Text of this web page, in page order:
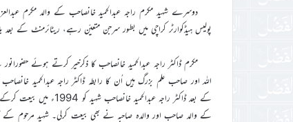
دوسرے شہید مکرم راجہ عبدالحمید خانصاحب کے والد مکرم
پولیس ہیڈکوارٹر کراچی میں بطور سرجن متعیّن رہے، ریٹائرمنٹ کے بعد
اللہ اور صاحب علم بزرگ ہیں اُن کا رابطہ ڈاکٹر راجہ عبدالحمید
کے بعد ڈاکٹر راجہ
کے والد صاحب اور والدہ صاحبہ نے بھی بیعت کرلی۔ شہید مرحوم